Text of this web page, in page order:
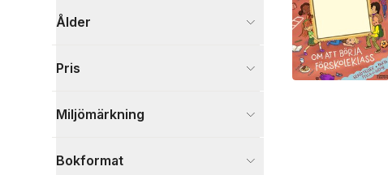
Visa fler
Ålder
Pris
Miljömärkning
Bokformat